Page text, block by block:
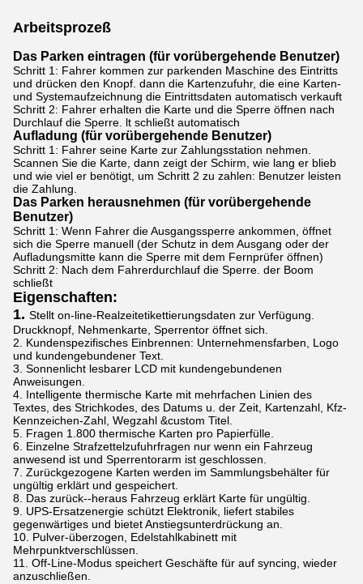
Arbeitsprozeß
Das Parken eintragen (für vorübergehende Benutzer)
Schritt 1: Fahrer kommen zur parkenden Maschine des Eintritts
und drücken den Knopf. dann die Kartenzufuhr, die eine Karten-
und Systemaufzeichnung die Eintrittsdaten automatisch verkauft
Schritt 2: Fahrer erhalten die Karte und die Sperre öffnen nach
Durchlauf die Sperre. lt schließt automatisch
Aufladung (für vorübergehende Benutzer)
Schritt 1: Fahrer seine Karte zur Zahlungsstation nehmen.
Scannen Sie die Karte, dann zeigt der Schirm, wie lang er blieb
und wie viel er benötigt, um Schritt 2 zu zahlen: Benutzer leisten
die Zahlung.
Das Parken herausnehmen (für vorübergehende
Benutzer)
Schritt 1: Wenn Fahrer die Ausgangssperre ankommen, öffnet
sich die Sperre manuell (der Schutz in dem Ausgang oder der
Aufladungsmitte kann die Sperre mit dem Fernprüfer öffnen)
Schritt 2: Nach dem Fahrerdurchlauf die Sperre. der Boom
schließt
Eigenschaften:
1. Stellt on-line-Realzeitetikettierungsdaten zur Verfügung.
Druckknopf, Nehmenkarte, Sperrentor öffnet sich.
2. Kundenspezifisches Einbrennen: Unternehmensfarben, Logo
und kundengebundener Text.
3. Sonnenlicht lesbarer LCD mit kundengebundenen
Anweisungen.
4. Intelligente thermische Karte mit mehrfachen Linien des
Textes, des Strichkodes, des Datums u. der Zeit, Kartenzahl, Kfz-
Kennzeichen-Zahl, Wegzahl &custom Titel.
5. Fragen 1.800 thermische Karten pro Papierfülle.
6. Einzelne Strafzettelzufuhrfragen nur wenn ein Fahrzeug
anwesend ist und Sperrentorarm ist geschlossen.
7. Zurückgezogene Karten werden im Sammlungsbehälter für
ungültig erklärt und gespeichert.
8. Das zurück--heraus Fahrzeug erklärt Karte für ungültig.
9. UPS-Ersatzenergie schützt Elektronik, liefert stabiles
gegenwärtiges und bietet Anstiegsunterdrückung an.
10. Pulver-überzogen, Edelstahlkabinett mit
Mehrpunktverschlüssen.
11. Off-Line-Modus speichert Geschäfte für auf syncing, wieder
anzuschließen.